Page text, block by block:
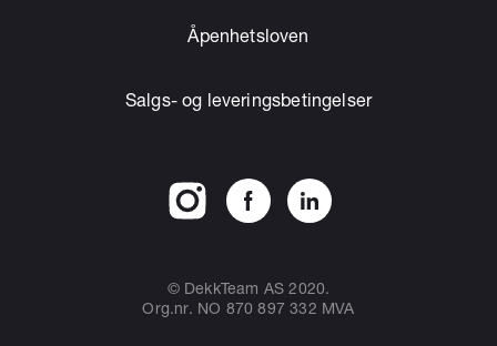
Åpenhetsloven
Salgs- og leveringsbetingelser
© DekkTeam AS 2020.
Org.nr. NO 870 897 332 MVA